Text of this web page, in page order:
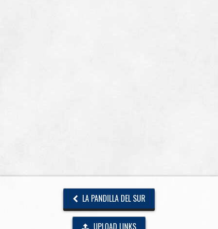
LA PANDILLA DEL SUR
UPLOAD LINKS